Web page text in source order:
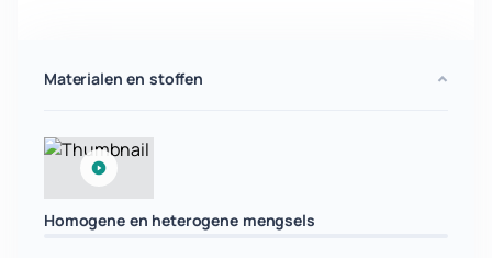
Materialen en stoffen
Homogene en heterogene mengsels